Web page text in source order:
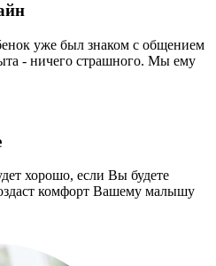
уже был знаком с общением
- ничего страшного. Мы ему
хорошо, если Вы будете
комфорт Вашему малышу